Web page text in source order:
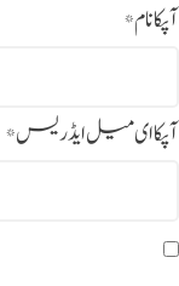
آپکا نام*
آپکا ای میل ایڈریس*